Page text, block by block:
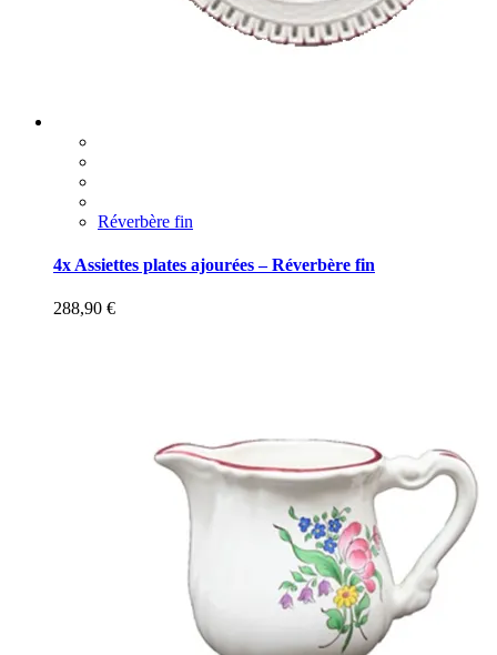
Réverbère fin
4x Assiettes plates ajourées – Réverbère fin
288,90 €